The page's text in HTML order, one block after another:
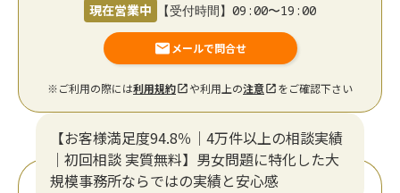
現在営業中 【受付時間】09:00〜19:00
メールで問合せ
※ご利用の際には利用規約 や利用上の注意 をご確認下さい
【お客様満足度94.8％｜4万件以上の相談実績
｜初回相談 実質無料】男女問題に特化した大
規模事務所ならではの実績と安心感